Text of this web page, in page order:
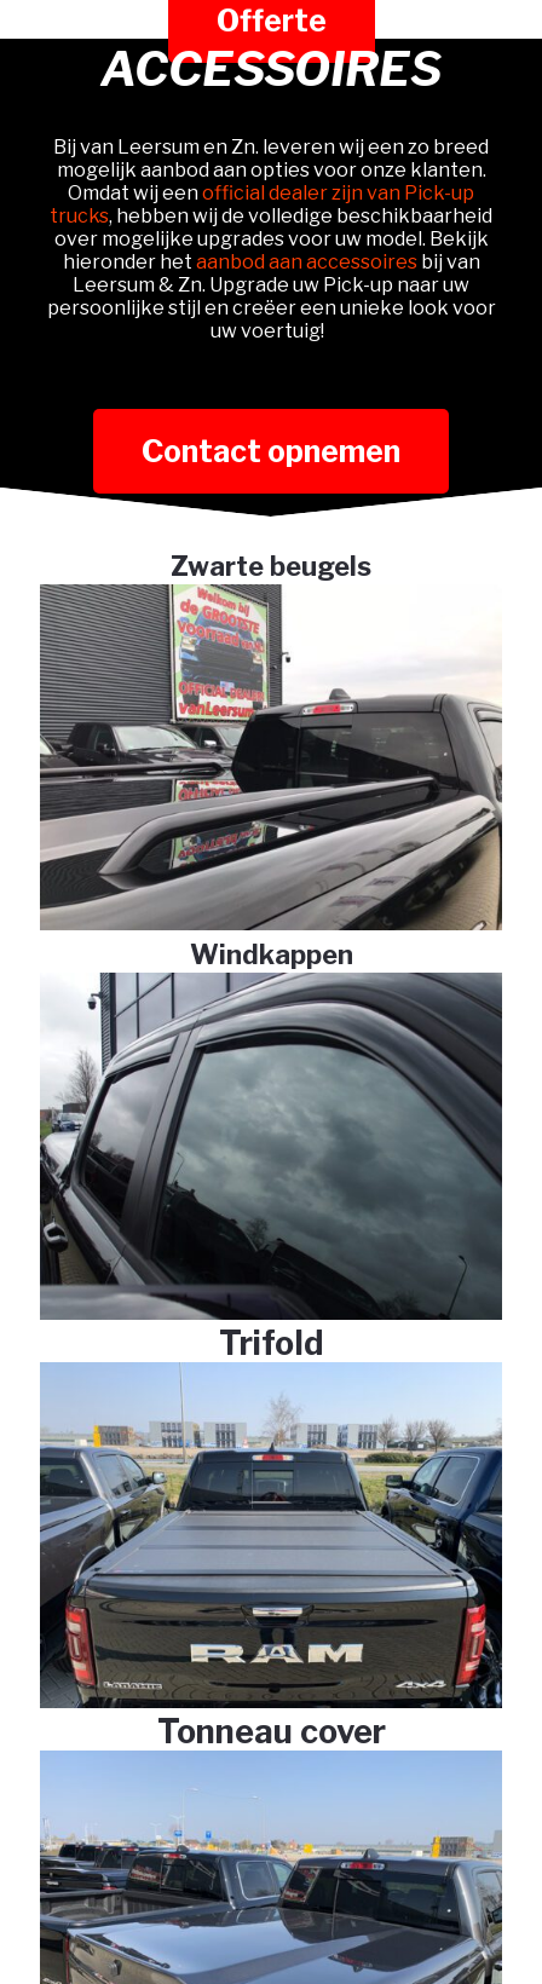
Offerte
ACCESSOIRES
Bij van Leersum en Zn. leveren wij een zo breed
mogelijk aanbod aan opties voor onze klanten.
Omdat wij eenofficial dealer zijn van Pick-up
trucks, hebben wij de volledige beschikbaarheid
over mogelijke upgrades voor uw model. Bekijk
hieronder het aanbod aan accessoiresbij van
Leersum & Zn. Upgrade uw Pick-up naar uw
persoonlijke stijl en creëer een unieke look voor
uw voertuig!
Contact opnemen
Zwarte beugels
Windkappen
Trifold
Tonneau cover